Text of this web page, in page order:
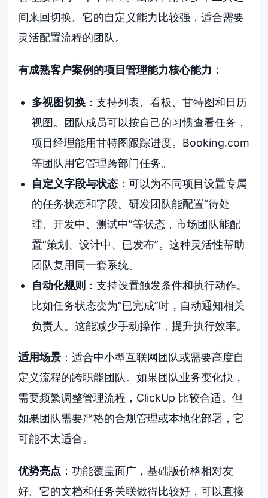
间来回切换。它的自定义能力比较强，适合需要
灵活配置流程的团队。
有成熟客户案例的项目管理能力核心能力 ：
多视图切换：支持列表、看板、甘特图和日历
视图。团队成员可以按自己的习惯查看任务，
项目经理能用甘特图跟踪进度。Booking.com
等团队用它管理跨部门任务。
自定义字段与状态：可以为不同项目设置专属
的任务状态和字段。研发团队能配置“待处
理、开发中、测试中”等状态，市场团队能配
置“策划、设计中、已发布”。这种灵活性帮助
团队复用同一套系统。
自动化规则 ：支持设置触发条件和执行动作。
比如任务状态变为“已完成”时，自动通知相关
负责人。这能减少手动操作，提升执行效率。
适用场景 ：适合中小型互联网团队或需要高度自
定义流程的跨职能团队。如果团队业务变化快，
需要频繁调整管理流程，ClickUp 比较合适。但
如果团队需要严格的合规管理或本地化部署，它
可能不太适合。
优势亮点 ：功能覆盖面广，基础版价格相对友
好。它的文档和任务关联做得比较好，可以直接